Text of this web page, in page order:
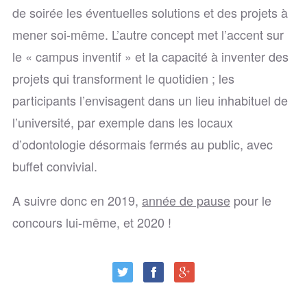
de soirée les éventuelles solutions et des projets à
mener soi-même. L’autre concept met l’accent sur
le « campus inventif » et la capacité à inventer des
projets qui transforment le quotidien ; les
participants l’envisagent dans un lieu inhabituel de
l’université, par exemple dans les locaux
d’odontologie désormais fermés au public, avec
buffet convivial.
A suivre donc en 2019, année de pausepour le
concours lui-même, et 2020 !